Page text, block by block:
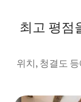
최고 평점
위치, 청결도